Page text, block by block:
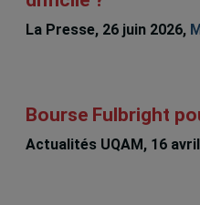
La Presse, 26 juin 2026,
Bourse Fulbright
Actualités UQAM, 16